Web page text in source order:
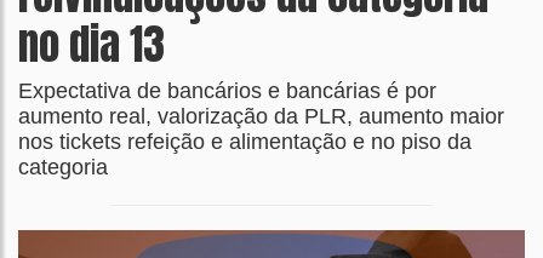
no dia 13
Expectativa de bancários e bancárias é por
aumento real, valorização da PLR, aumento maior
nos tickets refeição e alimentação e no piso da
categoria